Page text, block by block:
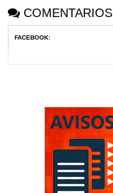
COMENTARIOS
FACEBOOK: